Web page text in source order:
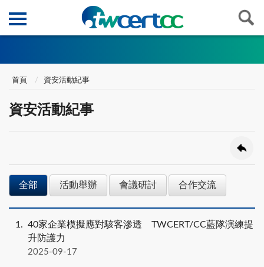
首頁 資安活動紀事
資安活動紀事
全部 活動舉辦 會議研討 合作交流
1
40家企業模擬應對駭客滲透 TWCERT/CC藍隊演練提
升防護力
2025-09-17